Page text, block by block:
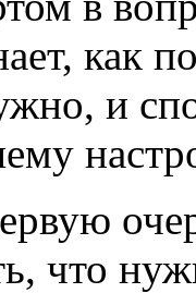
как
и
что